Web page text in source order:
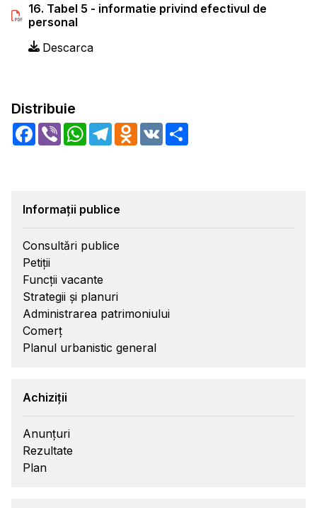
16. Tabel 5 - informatie privind efectivul de
personal
Descarca
Distribuie
Facebook
Viber WhatsApp
TelegramOdnoklassniki
VK
Informații publice
Consultări publice
Petiții
Funcții vacante
Strategii și planuri
Administrarea patrimoniului
Comerț
Planul urbanistic general
Achiziții
Anunțuri
Rezultate
Plan